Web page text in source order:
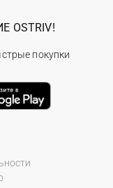
OSTRIV!
покупки